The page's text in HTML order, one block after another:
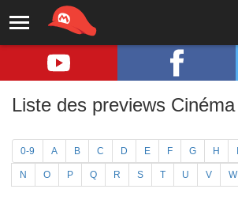
Liste des previews Cinéma
0-9 A B C D E F G H
N O P Q R S T U V W